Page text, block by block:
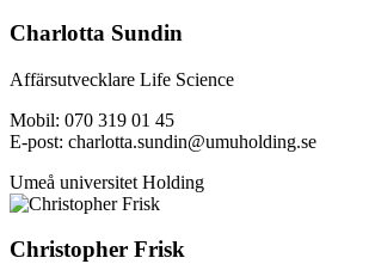
Charlotta Sundin
Affärsutvecklare Life Science
Mobil: 070 319 01 45
E-post: charlotta.sundin@umuholding.se
Umeå universitet Holding
Christopher Frisk